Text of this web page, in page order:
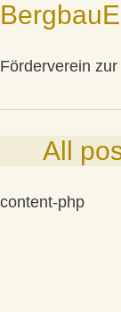
Förderverein
All
content-php